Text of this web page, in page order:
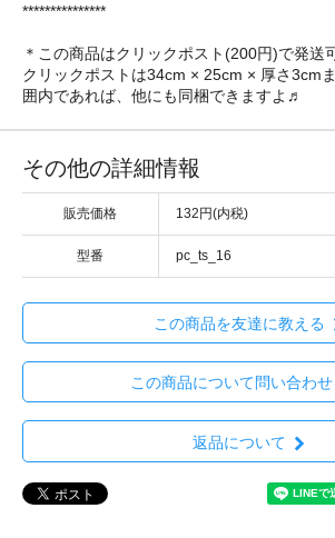
***************
＊この商品はクリックポスト(200円)で発送
クリックポストは34cm × 25cm × 厚さ3cm
囲内であれば、他にも同梱できますよ♬
その他の詳細情報
販売価格 132円(内税)
型番 pc_ts_16
この商品を友達に教える
この商品について問い合わせ
返品について